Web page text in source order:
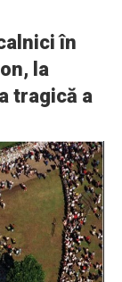
în
la
tragică a